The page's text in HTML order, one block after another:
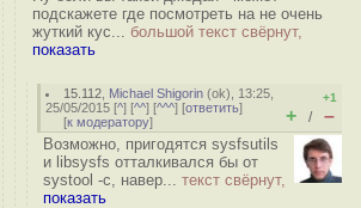
подскажете где посмотреть на не очень
жуткий кус... большой текст свёрнут,
показать
15.112 Michael Shigorin (ok), 13:25,
25/05/2015 [^] [^^] [^^^] [ответить]
[к модератору]
+1
+ / –
Возможно, пригодятся sysfsutils
и libsysfs отталкивался бы от
systool -c, навер... текст свёрнут,
показать